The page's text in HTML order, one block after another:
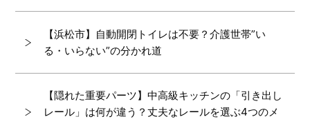
【浜松市】自動開閉トイレは不要？介護世帯”い
る・いらない”の分かれ道
【隠れた重要パーツ】中高級キッチンの「引き出し
レール」は何が違う？丈夫なレールを選ぶ4つのメ